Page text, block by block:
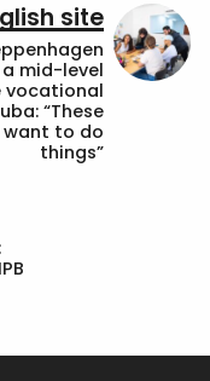
site
mid-level
vocational
“These
want to do
things”